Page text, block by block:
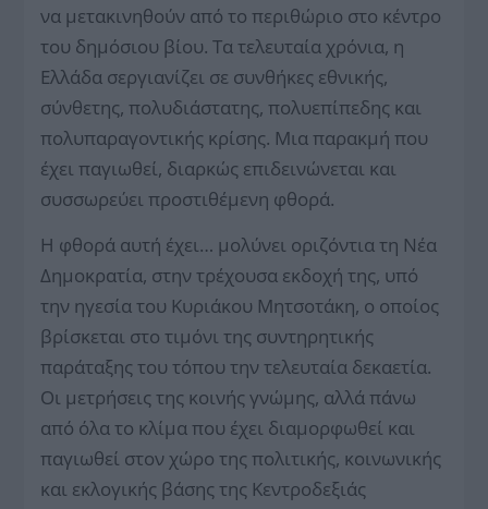
να μετακινηθούν από το περιθώριο στο κέντρο
του δημόσιου βίου. Τα τελευταία χρόνια, η
Ελλάδα σεργιανίζει σε συνθήκες εθνικής,
σύνθετης, πολυδιάστατης, πολυεπίπεδης και
πολυπαραγοντικής κρίσης. Μια παρακμή που
έχει παγιωθεί, διαρκώς επιδεινώνεται και
συσσωρεύει προστιθέμενη φθορά.
Η φθορά αυτή έχει… μολύνει οριζόντια τη Νέα
Δημοκρατία, στην τρέχουσα εκδοχή της, υπό
την ηγεσία του Κυριάκου Μητσοτάκη, ο οποίος
βρίσκεται στο τιμόνι της συντηρητικής
παράταξης του τόπου την τελευταία δεκαετία.
Οι μετρήσεις της κοινής γνώμης, αλλά πάνω
από όλα το κλίμα που έχει διαμορφωθεί και
παγιωθεί στον χώρο της πολιτικής, κοινωνικής
και εκλογικής βάσης της Κεντροδεξιάς